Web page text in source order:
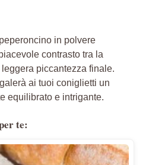
in polvere
contrasto tra la
piccantezza finale.
ai tuoi coniglietti un
equilibrato e intrigante.
te: